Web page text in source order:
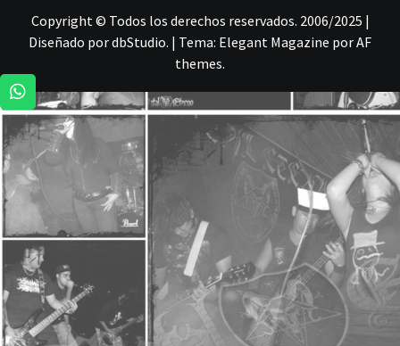
Copyright © Todos los derechos reservados. 2006/2025 |
Diseñado por dbStudio. | Tema: Elegant Magazine porAF
themes.